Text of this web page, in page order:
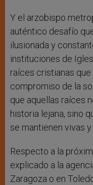
Y el arzobispo
auténtico desafío
ilusionada y
instituciones de
raíces cristianas
compromiso de la
que aquellas raíces
historia lejana, sino
se mantienen vivas
Respecto a la
explicado a la
Zaragoza o en